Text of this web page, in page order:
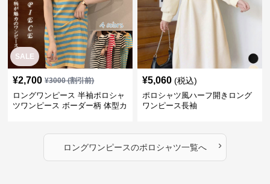
SALE
¥2,700 ¥3000(割引前)
ロングワンピース 半袖ポロシャ
ツワンピース ボーダー柄 体型カ
¥5,060 (税込)
ポロシャツ風ハーフ開きロング
ワンピース長袖
ロングワンピースのポロシャツ一覧へ ›